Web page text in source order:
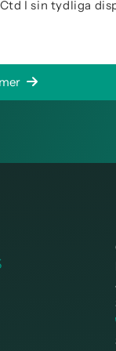
I sin tydliga
mer